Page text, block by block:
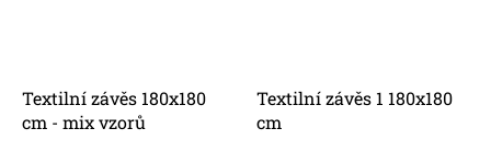
Textilní závěs 180x180
cm - mix vzorů
Textilní závěs 1 180x180
cm